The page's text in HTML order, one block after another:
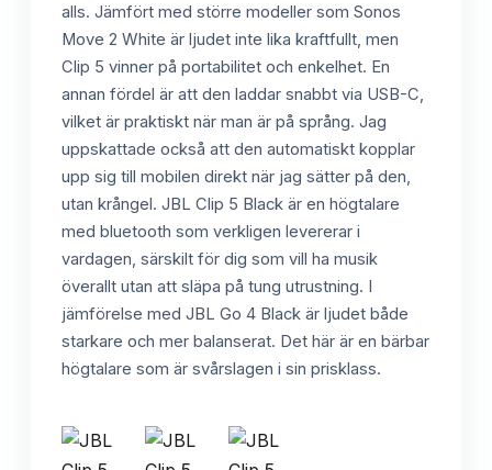
alls. Jämfört med större modeller som Sonos
Move 2 White är ljudet inte lika kraftfullt, men
Clip 5 vinner på portabilitet och enkelhet. En
annan fördel är att den laddar snabbt via USB-C,
vilket är praktiskt när man är på språng. Jag
uppskattade också att den automatiskt kopplar
upp sig till mobilen direkt när jag sätter på den,
utan krångel. JBL Clip 5 Black är en högtalare
med bluetooth som verkligen levererar i
vardagen, särskilt för dig som vill ha musik
överallt utan att släpa på tung utrustning. I
jämförelse med JBL Go 4 Black är ljudet både
starkare och mer balanserat. Det här är en bärbar
högtalare som är svårslagen i sin prisklass.